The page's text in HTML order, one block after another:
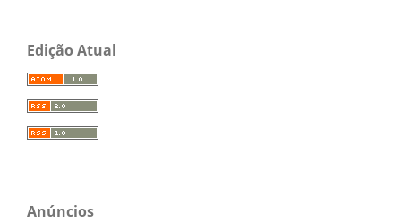
Edição Atual
Anúncios